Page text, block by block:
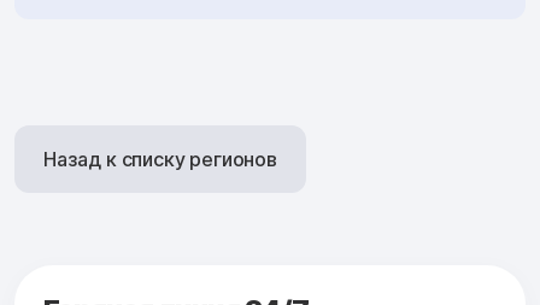
Назад к списку регионов